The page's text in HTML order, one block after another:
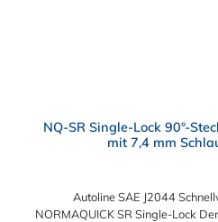
NQ-SR Single-Lock 90°-
mit 7,4 mm
Autoline SAE J2044
NORMAQUICK SR Single-Lock Der Schnellverbinder A624E50-